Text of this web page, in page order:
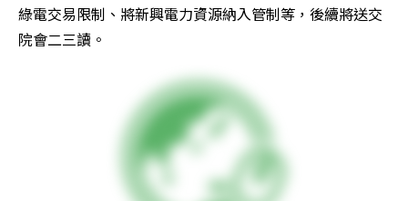
綠電交易限制、將新興電力資源納入管制等，後續將送交
院會二三讀。